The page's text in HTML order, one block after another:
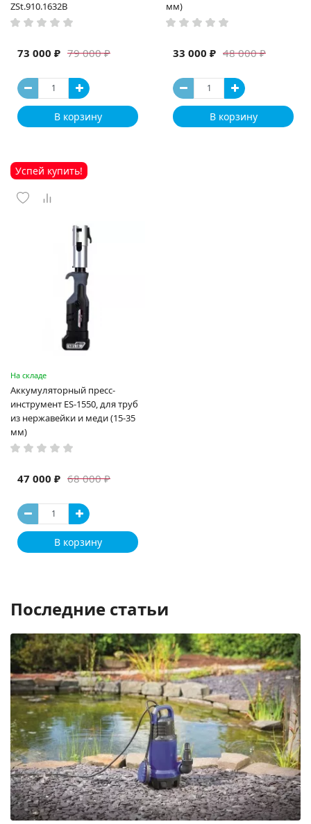
ZSt.910.1632B
79 000 ₽
73 000 ₽
В корзину
мм)
48 000 ₽
33 000 ₽
В корзину
Успей купить!
На складе
Аккумуляторный пресс-
инструмент ES-1550, для труб
из нержавейки и меди (15-35
мм)
68 000 ₽
47 000 ₽
В корзину
Последние статьи